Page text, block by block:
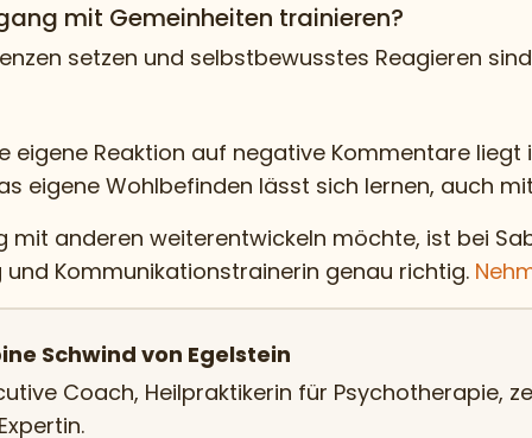
mit Gemeinheiten trainieren?
setzen und selbstbewusstes Reagieren
eigene Reaktion auf negative Kommentare
eigene Wohlbefinden lässt sich lernen, auch
mit anderen weiterentwickeln möchte, ist bei
und Kommunikationstrainerin genau richtig.
Schwind von Egelstein
Coach, Heilpraktikerin für Psychotherapie,